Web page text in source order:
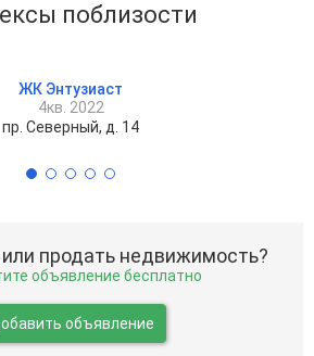
поблизости
ЖК Энтузиаст
4кв. 2022
пр. Северный, д. 14
продать недвижимость?
объявление бесплатно
объявление